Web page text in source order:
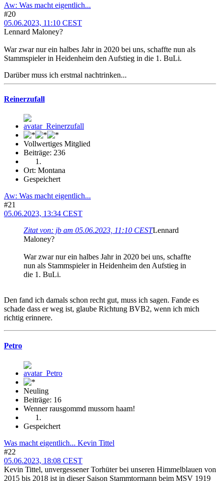
Aw: Was macht eigentlich...
#20
05.06.2023, 11:10 CEST
Lennard Maloney?
War zwar nur ein halbes Jahr in 2020 bei uns, schaffte nun als
Stammspieler in Heidenheim den Aufstieg in die 1. BuLi.
Darüber muss ich erstmal nachtrinken...
Reinerzufall
Vollwertiges Mitglied
Beiträge: 236
Ort: Montana
Gespeichert
Aw: Was macht eigentlich...
#21
05.06.2023, 13:34 CEST
Zitat von: jb am 05.06.2023, 11:10 CESTLennard
Maloney?
War zwar nur ein halbes Jahr in 2020 bei uns, schaffte
nun als Stammspieler in Heidenheim den Aufstieg in
die 1. BuLi.
Den fand ich damals schon recht gut, muss ich sagen. Fande es
schade dass er weg ist, glaube Richtung BVB2, wenn ich mich
richtig erinnere.
Petro
Neuling
Beiträge: 16
Wenner rausgommd mussorn haam!
Gespeichert
Was macht eigentlich... Kevin Tittel
#22
05.06.2023, 18:08 CEST
Kevin Tittel, unvergessener Torhüter bei unseren Himmelblauen von
2015 bis 2018 ist in dieser Saison Stammtormann beim MSV 1919